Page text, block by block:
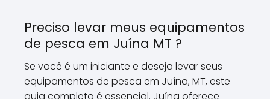
Preciso levar meus equipamentos
de pesca em Juína MT ?
Se você é um iniciante e deseja levar seus
equipamentos de pesca em Juína, MT, este
guia completo é essencial. Juína oferece